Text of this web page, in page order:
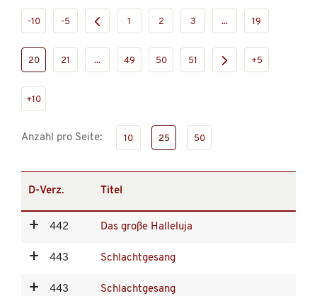
-10 -5 1 2 3 ... 19
20 21 ... 49 50 51 +5
+10
Anzahl pro Seite: 10 25 50
D-Verz. Titel
442 Das große Halleluja
443 Schlachtgesang
443 Schlachtgesang